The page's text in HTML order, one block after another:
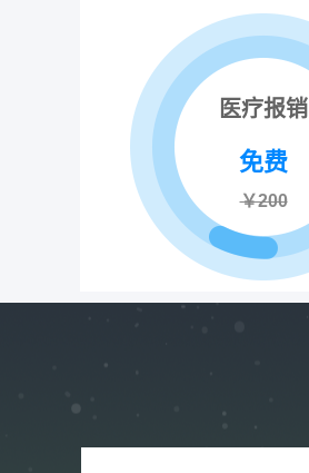
医疗报销
免费
￥200